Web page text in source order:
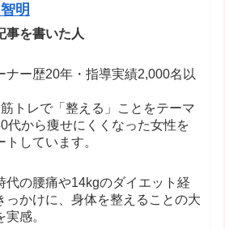
明
事を書いた人
ナー歴20年・指導実績2,000名以
トレで「整える」ことをテーマ
代から痩せにくくなった女性を
トしています。
代の腰痛や14kgのダイエット経
っかけに、身体を整えることの大
感。